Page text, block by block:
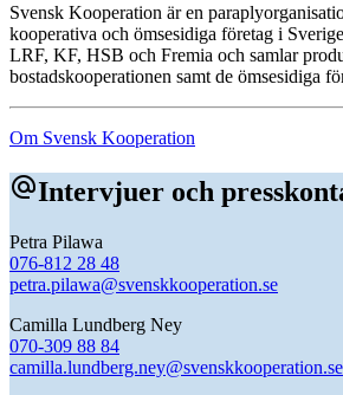
Svensk Kooperation är en
kooperativa och ömsesidiga företag i
LRF, KF, HSB och Fremia och samlar
bostadskooperationen samt de ömsesidiga
Om Svensk Kooperation
alternate_emailIntervjuer och
Petra Pilawa
076-812 28 48
petra.pilawa@svenskkooperation.se
Camilla Lundberg Ney
070-309 88 84
camilla.lundberg.ney@svenskkooperation.se